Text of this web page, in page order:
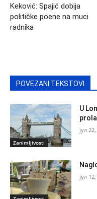
Keković: Spajić dobija
političke poene na muci
radnika
POVEZANI TEKSTOVI
Zanimljivosti
U
јул
јул